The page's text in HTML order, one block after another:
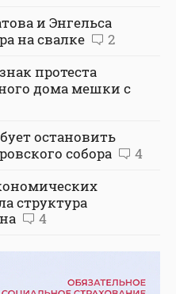
и Энгельса
на свалке
2
протеста
дома мешки с
остановить
собора
4
структура
4